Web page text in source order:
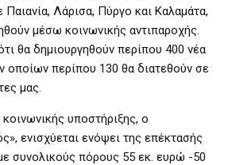
Λάρισα, Πύργο και Καλαμάτα,
μέσω κοινωνικής αντιπαροχής.
θα δημιουργηθούν περίπου 400 νέα
οποίων περίπου 130 θα διατεθούν σε
μας.
υποστήριξης, ο
ενισχύεται ενόψει της επέκτασής
συνολικούς πόρους 55 εκ. ευρώ -50